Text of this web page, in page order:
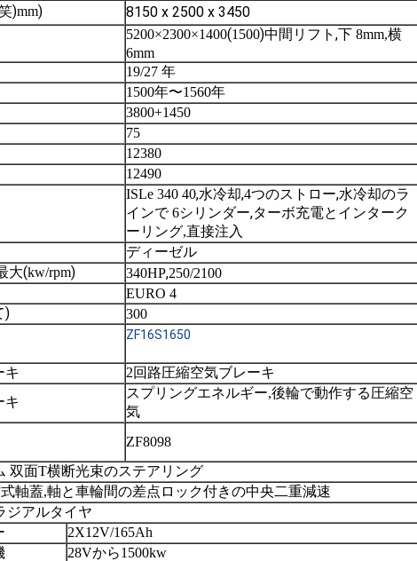
)mm) 8150 x 2500 x 3450
5200×2300×1400(1500)中間リフト ,下 8mm,横
6mm
19/27 年
1500年〜1560年
3800+1450
75
12380
12490
ISLe 340 40,水冷却,4つのストロー,水冷却のラ
インで 6シリンダー,ターボ充電とインターク
ーリング,直接注入
ディーゼル
大(kw/rpm) 340HP,250/2100
EURO 4
)
300
ZF16S1650
キ
2回路圧縮空気ブレーキ
キ
スプリングエネルギー,後輪で動作する圧縮空
気
ZF8098
双面T横断光束のステアリング
軸蓋,軸と車輪間の差点ロック付きの中央二重減速
ジアルタイヤ
2X12V/165Ah
28Vから1500kw